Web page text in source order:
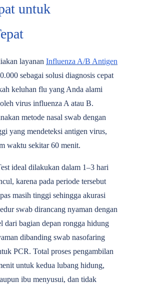
untuk
layanan Influenza A/B Antigen
sebagai solusi diagnosis cepat
keluhan flu yang Anda alami
virus influenza A atau B.
metode nasal swab dengan
yang mendeteksi antigen virus,
waktu sekitar 60 menit.
ideal dilakukan dalam 1‒3 hari
karena pada periode tersebut
masih tinggi sehingga akurasi
swab dirancang nyaman dengan
dari bagian depan rongga hidung
dibanding swab nasofaring
PCR. Total proses pengambilan
untuk kedua lubang hidung,
ibu menyusui, dan tidak